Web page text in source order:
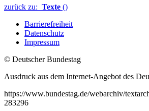
zurück zu: Texte ()
Barrierefreiheit
Datenschutz
Impressum
© Deutscher Bundestag
Ausdruck aus dem Internet-Angebot des
https://www.bundestag.de/webarchiv/
283296